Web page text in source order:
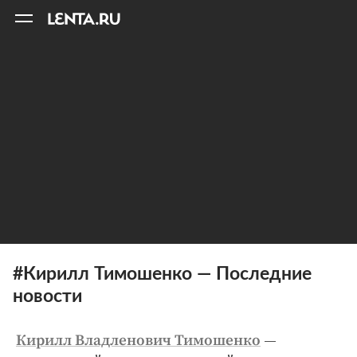
#Кирилл Тимошенко — Последние
новости
Кирилл Владленович Тимошенко —